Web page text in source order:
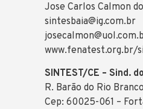
Jose Carlos Calmon
sintesbaia@ig.com.br
www.fenatest.org.br/
SINTEST/CE – Sind.
R. Barão do Rio
Cep: 60025-061 –